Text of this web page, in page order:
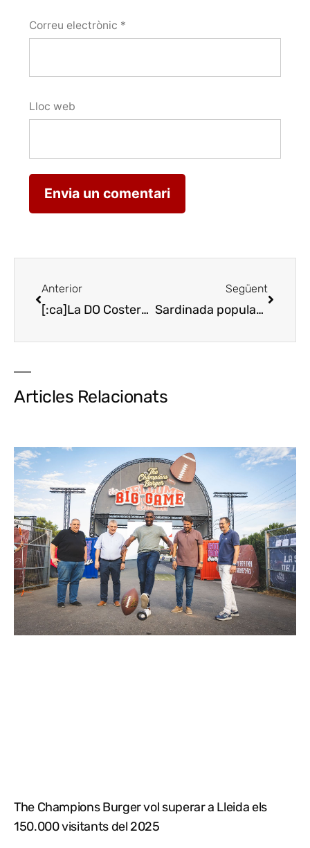
Correu electrònic *
Lloc web
Anterior
[:ca]La DO Costers del Segre, sense premis a la 12a edició de La Guia de Vins de Catalunya[:es]La DO Costers del Segre, sin premios en la 12.ª edición de La Guía de Vinos de Cataluña[:]
Següent
Sardinada popular a Mas Blanch i Jové
Articles Relacionats
The Champions Burger vol superar a Lleida els
150.000 visitants del 2025